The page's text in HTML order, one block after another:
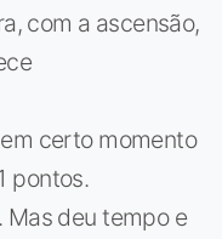
com a ascensão,
certo momento
pontos.
Mas deu tempo e